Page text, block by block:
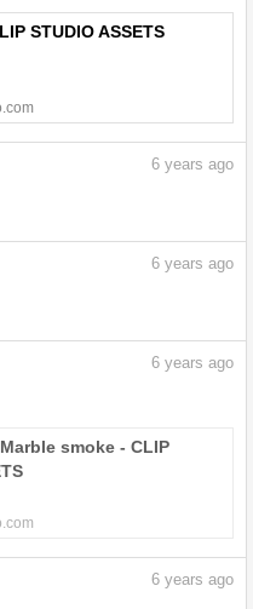
STUDIO ASSETS
6 years ago
STUDIO ASSETS
형 프리즘 - CLIP STUDIO